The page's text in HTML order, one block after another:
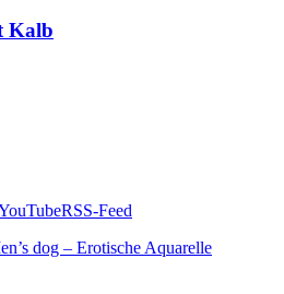
Kalb
RSS-Feed
dog – Erotische Aquarelle